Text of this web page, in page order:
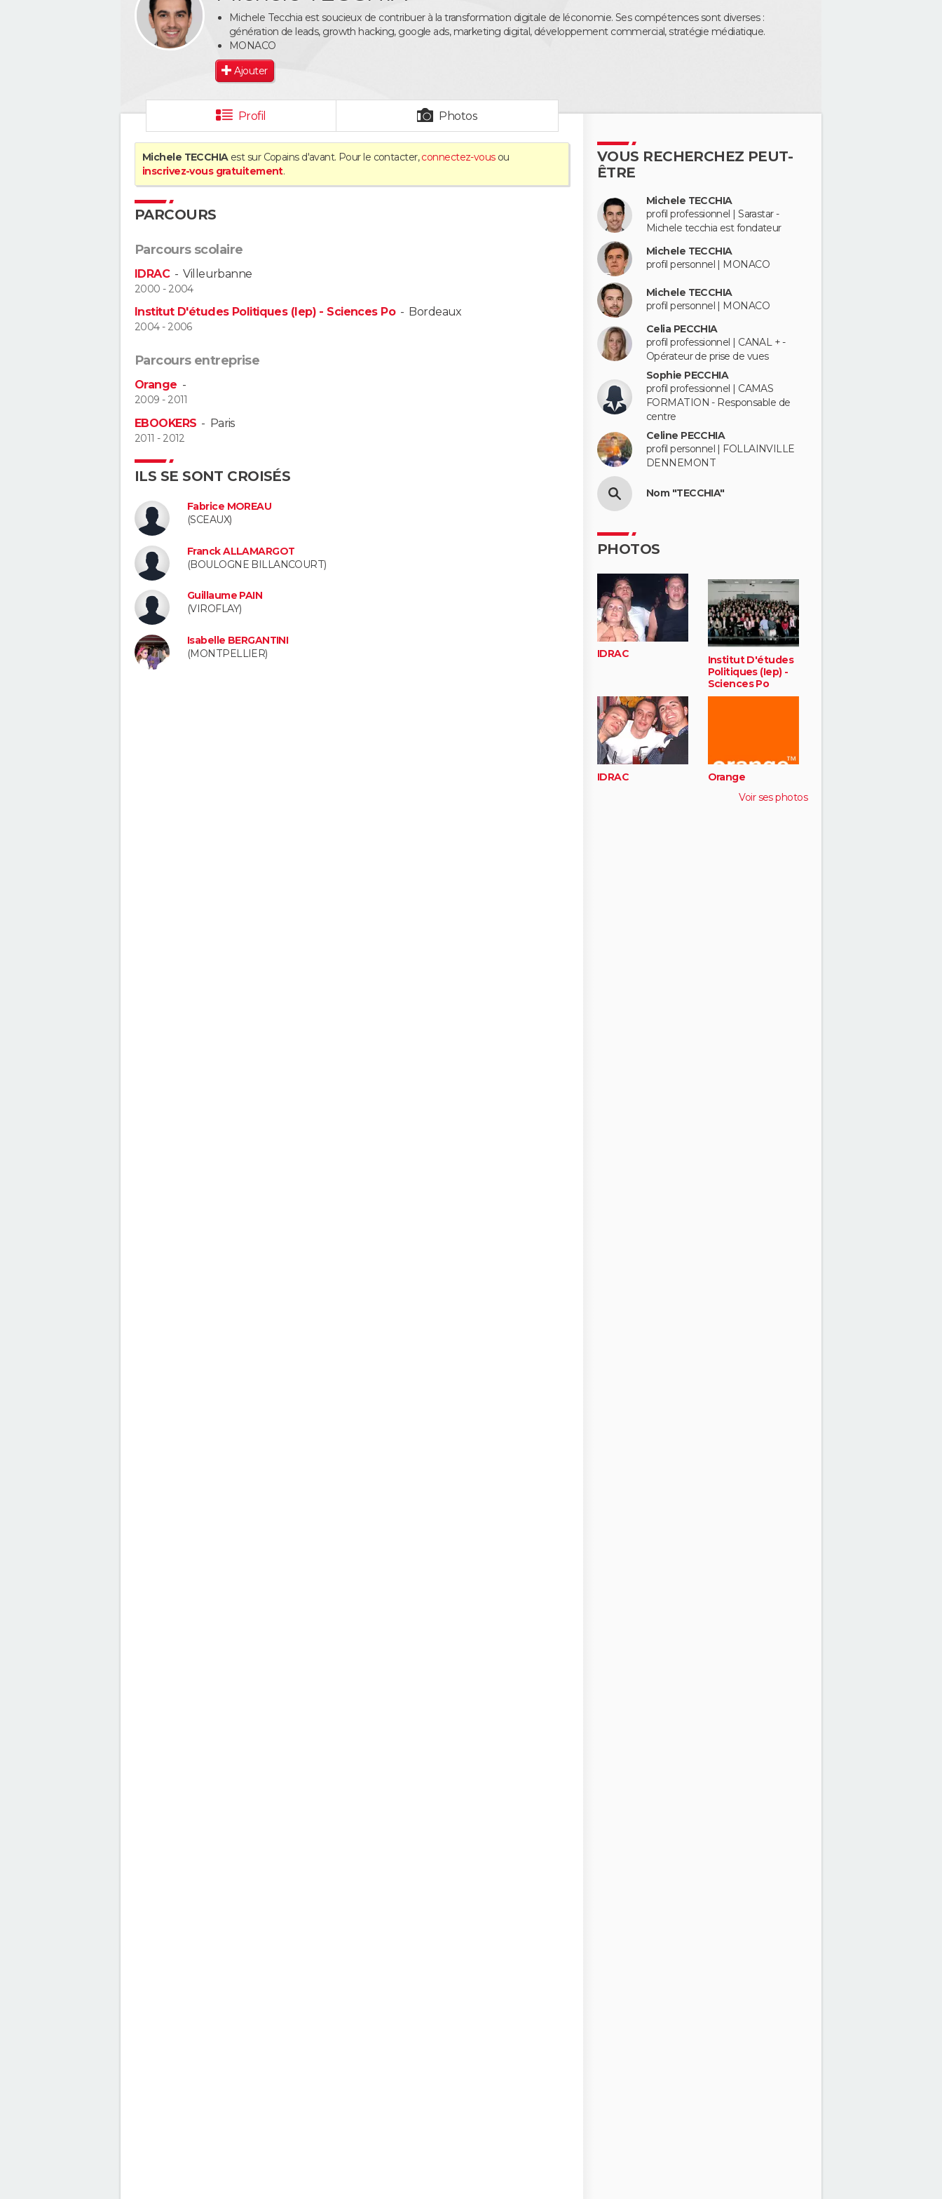
Michele Tecchia est soucieux de contribuer à la transformation digitale de léconomie. Ses compétences sont diverses :
génération de leads, growth hacking, google ads, marketing digital, développement commercial, stratégie médiatique.
MONACO
Ajouter
Profil Photos
Michele TECCHIAest sur Copains d'avant. Pour le contacter,connectez-vousou
inscrivez-vous gratuitement.
PARCOURS
Parcours scolaire
IDRAC-Villeurbanne
2000 - 2004
Institut D'études Politiques (Iep) - Sciences Po- Bordeaux
2004 - 2006
Parcours entreprise
Orange -
2009 - 2011
EBOOKERS - Paris
2011 - 2012
ILS SE SONT CROISÉS
Fabrice MOREAU
(SCEAUX)
Franck ALLAMARGOT
(BOULOGNE BILLANCOURT)
Guillaume PAIN
(VIROFLAY)
Isabelle BERGANTINI
(MONTPELLIER)
VOUS RECHERCHEZ PEUT-
ÊTRE
Michele TECCHIA
profil professionnel | Sarastar -
Michele tecchia est fondateur
Michele TECCHIA
profil personnel | MONACO
Michele TECCHIA
profil personnel | MONACO
Celia PECCHIA
profil professionnel | CANAL + -
Opérateur de prise de vues
Sophie PECCHIA
profil professionnel | CAMAS
FORMATION - Responsable de
centre
Celine PECCHIA
profil personnel | FOLLAINVILLE
DENNEMONT
Nom "TECCHIA"
PHOTOS
IDRAC
Institut D'études
Politiques (Iep) -
Sciences Po
IDRAC
Orange
Voir ses photos